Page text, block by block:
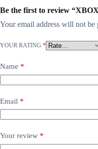
Be the first to review
Your email address will not be
YOUR RATING *
Name *
Email *
Your review *